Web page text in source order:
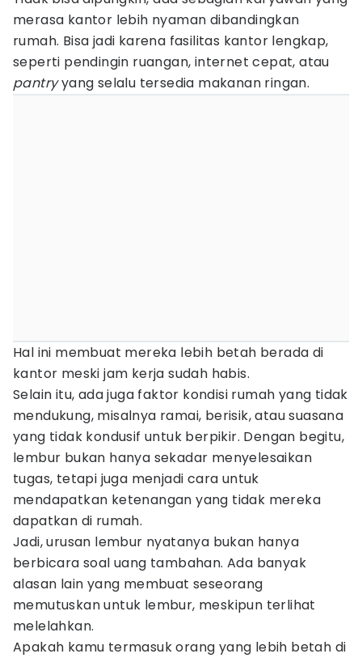
merasa kantor lebih nyaman dibandingkan
rumah. Bisa jadi karena fasilitas kantor lengkap,
seperti pendingin ruangan, internet cepat, atau
pantryyang selalu tersedia makanan ringan.
Hal ini membuat mereka lebih betah berada di
kantor meski jam kerja sudah habis.
Selain itu, ada juga faktor kondisi rumah yang tidak
mendukung, misalnya ramai, berisik, atau suasana
yang tidak kondusif untuk berpikir. Dengan begitu,
lembur bukan hanya sekadar menyelesaikan
tugas, tetapi juga menjadi cara untuk
mendapatkan ketenangan yang tidak mereka
dapatkan di rumah.
Jadi, urusan lembur nyatanya bukan hanya
berbicara soal uang tambahan. Ada banyak
alasan lain yang membuat seseorang
memutuskan untuk lembur, meskipun terlihat
melelahkan.
Apakah kamu termasuk orang yang lebih betah di